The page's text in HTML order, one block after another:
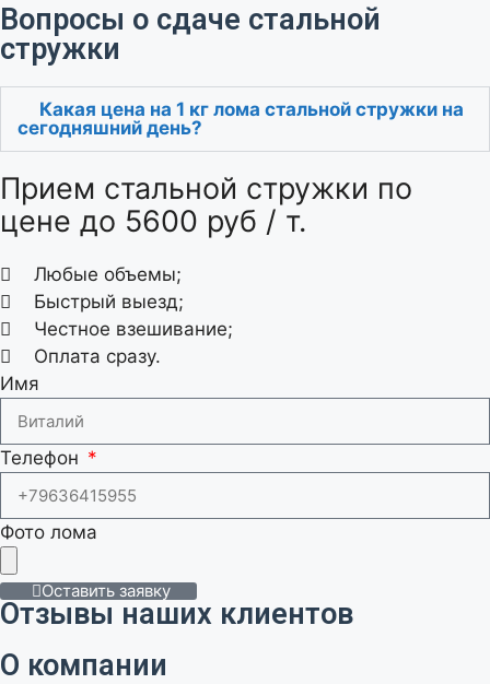
Вопросы о сдаче стальной
стружки
Какая цена на 1 кг лома стальной стружки на
сегодняшний день?
Прием стальной стружки по
цене до 5600 руб / т.
Любые объемы;
Быстрый выезд;
Честное взешивание;
Оплата сразу.
Имя
Телефон
Фото лома
Оставить заявку
Отзывы наших клиентов
О компании